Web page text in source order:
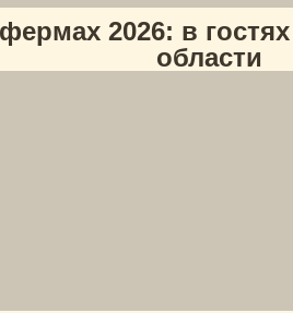
2026: в
области